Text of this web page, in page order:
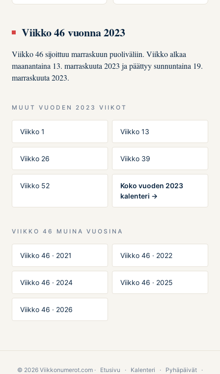
Viikko 46 vuonna 2023
Viikko 46 sijoittuu marraskuun puoliväliin. Viikko alkaa
maanantaina 13. marraskuuta 2023 ja päättyy sunnuntaina 19.
marraskuuta 2023.
MUUT VUODEN 2023 VIIKOT
Viikko 1 Viikko 13
Viikko 26 Viikko 39
Viikko 52
Koko vuoden 2023
kalenteri →
VIIKKO 46 MUINA VUOSINA
Viikko 46 · 2021 Viikko 46 · 2022
Viikko 46 · 2024 Viikko 46 · 2025
Viikko 46 · 2026
© 2026 Viikkonumerot.com · Etusivu · Kalenteri · Pyhäpäivät ·